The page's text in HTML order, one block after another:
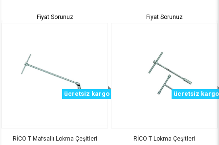
Fiyat Sorunuz Fiyat Sorunuz
RİCO T Mafsallı Lokma Çeşitleri
ücretsiz kargo
RİCO T Lokma Çeşitleri
ücretsiz kargo